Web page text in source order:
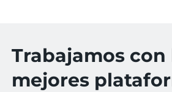
Trabajamos con
mejores